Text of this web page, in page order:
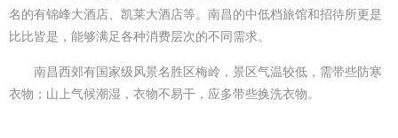
名的有锦峰大酒店、凯莱大酒店等。南昌的中低档旅馆和招待所更是
比比皆是，能够满足各种消费层次的不同需求。
南昌西郊有国家级风景名胜区梅岭，景区气温较低，需带些防寒
衣物；山上气候潮湿，衣物不易干，应多带些换洗衣物。